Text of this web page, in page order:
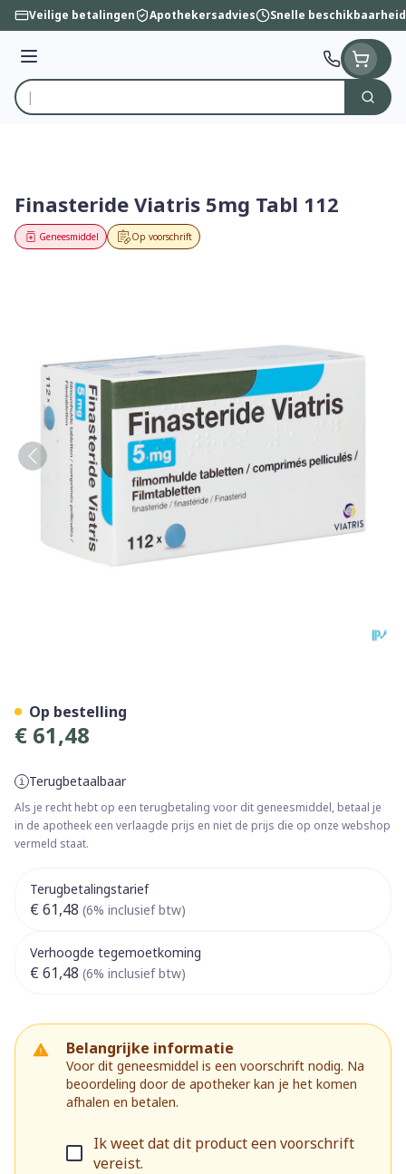
Ga naar de inhoud
Veilige betalingen Apothekersadvies Snelle beschikbaarheid
Menu
Product, merk, categorie...
Zoek
Finasteride Viatris 5mg Tabl 112
Op voorschrift
Geneesmiddel
€ 61,48
Terugbetaalbaar
Als je recht hebt op een terugbetaling voor dit geneesmiddel, betaal je
in de apotheek een verlaagde prijs en niet de prijs die op onze webshop
vermeld staat.
Terugbetalingstarief
€ 61,48 (6% inclusief btw)
Verhoogde tegemoetkoming
€ 61,48 (6% inclusief btw)
Belangrijke informatie
Voor dit geneesmiddel is een voorschrift nodig. Na
beoordeling door de apotheker kan je het komen
afhalen en betalen.
Ik weet dat dit product een voorschrift
vereist.
Op bestelling